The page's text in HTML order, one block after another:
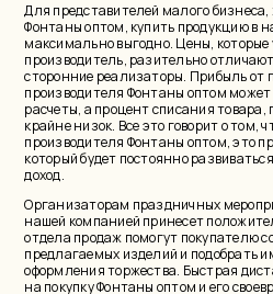
Для представителей малого
Фонтаны оптом, купить продукцию в
максимально выгодно. Цены, которые
производитель, разительно
сторонние реализаторы. Прибыль от
производителя Фонтаны оптом
расчеты, а процент списания товара,
крайне низок. Все это говорит о том,
производителя Фонтаны оптом, это
который будет постоянно
доход.
Организаторам праздничных
нашей компанией принесет
отдела продаж помогут покупателю
предлагаемых изделий и подобрать
оформления торжества. Быстрая
на покупку Фонтаны оптом и его